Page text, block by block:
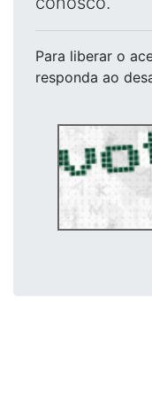
Para liberar o
responda ao